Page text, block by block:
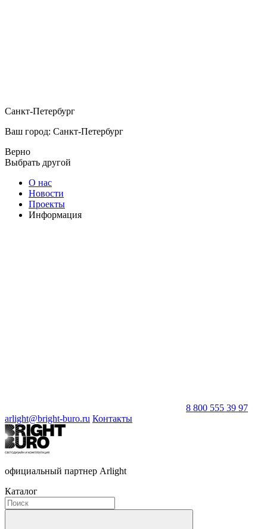
Санкт-Петербург
Ваш город: Санкт-Петербург
Верно
Выбрать другой
О нас
Новости
Проекты
Информация
8 800 555 39 97
arlight@bright-buro.ru Контакты
официальный партнер Arlight
Каталог